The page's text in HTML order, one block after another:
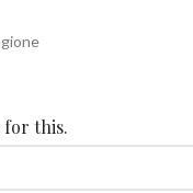
for this.